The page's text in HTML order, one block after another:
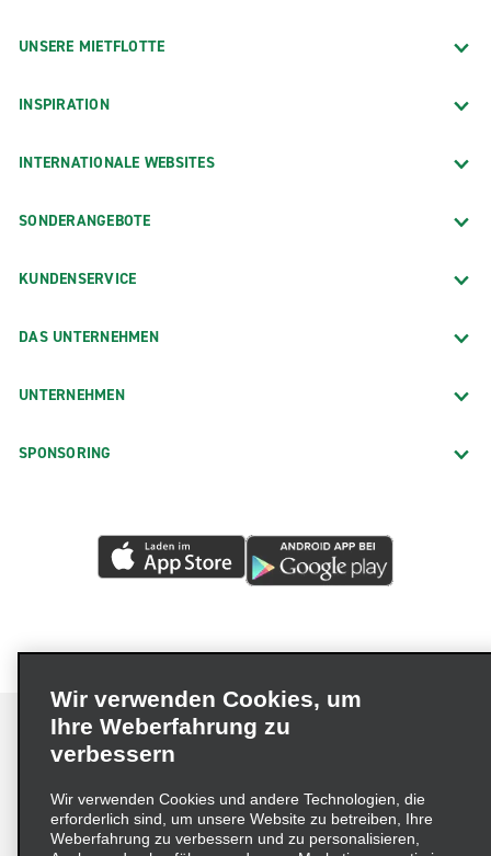
UNSERE MIETFLOTTE
INSPIRATION
INTERNATIONALE WEBSITES
SONDERANGEBOTE
KUNDENSERVICE
DAS UNTERNEHMEN
UNTERNEHMEN
SPONSORING
Impressum Nutzungsbedingungen
Datenschutzrichtlinie
Cookie-Richtlinie
Datenschutzoptionen
Wir verwenden Cookies, um
Ihre Weberfahrung zu
verbessern
Wir verwenden Cookies und andere Technologien, die
erforderlich sind, um unsere Website zu betreiben, Ihre
Weberfahrung zu verbessern und zu personalisieren,